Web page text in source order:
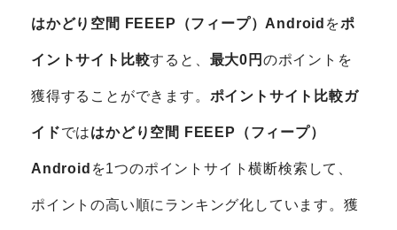
はかどり空間 FEEEP（フィープ）Android をポ
イントサイト比較すると、 最大0円 のポイントを
獲得することができます。 ポイントサイト比較ガ
イドでははかどり空間 FEEEP（フィープ）
Android を1つのポイントサイト横断検索して、
ポイントの高い順にランキング化しています。獲